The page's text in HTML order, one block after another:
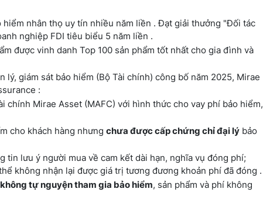
nhân thọ uy tín nhiều năm liền . Đạt giải thưởng "Đối tác
nghiệp FDI tiêu biểu 5 năm liền .
được vinh danh Top 100 sản phẩm tốt nhất cho gia đình và
lý, giám sát bảo hiểm (Bộ Tài chính) công bố năm 2025, Mirae
:
chính Mirae Asset (MAFC) với hình thức cho vay phí bảo hiểm,
cho khách hàng nhưng chưa được cấp chứng chỉ đại lý bảo
tin lưu ý người mua về cam kết dài hạn, nghĩa vụ đóng phí;
không nhận lại được giá trị tương đương khoản phí đã đóng .
tự nguyện tham gia bảo hiểm, sản phẩm và phí không